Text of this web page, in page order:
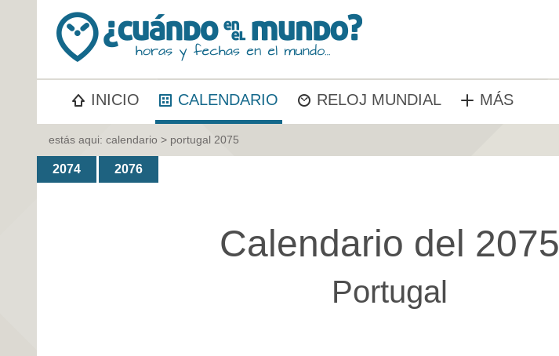
INICIO CALENDARIO RELOJ MUNDIAL MÁS
estás aqui: calendario > portugal 2075
2074 2076
Calendario del 2075
Portugal